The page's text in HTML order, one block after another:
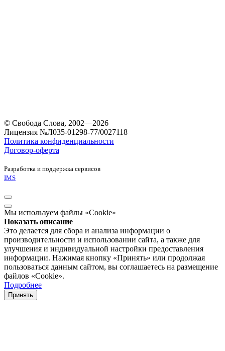
© Свобода Слова, 2002—2026
Лицензия №Л035-01298-77/0027118
Политика конфиденциальности
Договор-оферта
Разработка и поддержка сервисов
IMS
Мы используем файлы «Cookie»
Показать описание
Это делается для сбора и анализа информации о
производительности и использовании сайта, а также для
улучшения и индивидуальной настройки предоставления
информации. Нажимая кнопку «Принять» или продолжая
пользоваться данным сайтом, вы соглашаетесь на размещение
файлов «Cookie».
Подробнее
Принять